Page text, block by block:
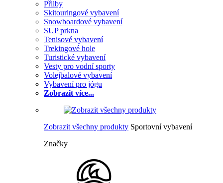
Přilby
Skitouringové vybavení
Snowboardové vybavení
SUP prkna
Tenisové vybavení
Trekingové hole
Turistické vybavení
Vesty pro vodní sporty
Volejbalové vybavení
Vybavení pro jógu
Zobrazit více...
Zobrazit všechny produkty Sportovní vybavení
Značky